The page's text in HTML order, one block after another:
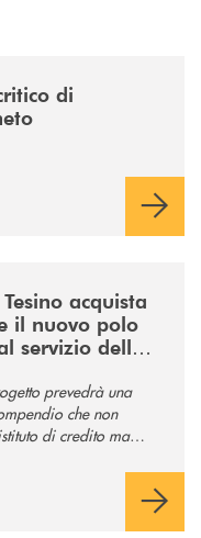
di
acquista
il nuovo polo
servizio della
prevedrà una
che non
di credito ma